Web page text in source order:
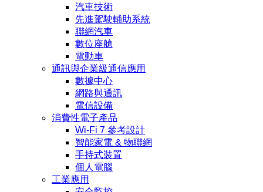
汽車技術
先進駕駛輔助系統
聯網汽車
數位座艙
電動車
通訊與企業級通信應用
數據中心
網路與通訊
電信設備
消費性電子產品
Wi-Fi 7 參考設計
智能家電 & 物聯網
手持式裝置
個人電腦
工業應用